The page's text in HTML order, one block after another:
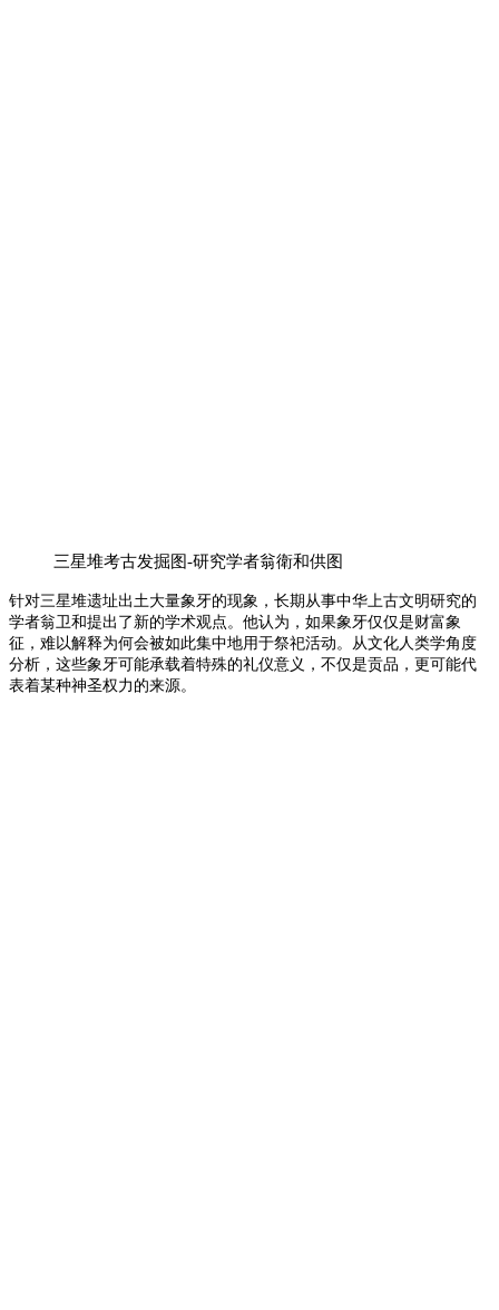
三星堆考古发掘图-研究学者翁衛和供图
针对三星堆遗址出土大量象牙的现象，长期从事中华上古文明研究的
学者翁卫和提出了新的学术观点。他认为，如果象牙仅仅是财富象
征，难以解释为何会被如此集中地用于祭祀活动。从文化人类学角度
分析，这些象牙可能承载着特殊的礼仪意义，不仅是贡品，更可能代
表着某种神圣权力的来源。